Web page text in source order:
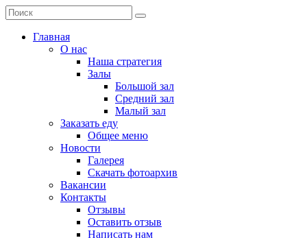
Главная
О нас
Наша стратегия
Залы
Большой зал
Средний зал
Малый зал
Заказать еду
Общее меню
Новости
Галерея
Скачать фотоархив
Вакансии
Контакты
Отзывы
Оставить отзыв
Написать нам